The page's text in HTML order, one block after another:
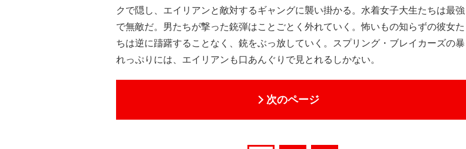
クで隠し、エイリアンと敵対するギャングに襲い掛かる。水着女子大生たちは最強
で無敵だ。男たちが撃った銃弾はことごとく外れていく。怖いもの知らずの彼女た
ちは逆に躊躇することなく、銃をぶっ放していく。スプリング・ブレイカーズの暴
れっぷりには、エイリアンも口あんぐりで見とれるしかない。
次のページ